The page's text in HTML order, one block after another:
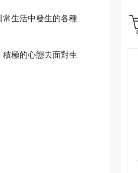
生活中發生的各種
極的心態去面對生